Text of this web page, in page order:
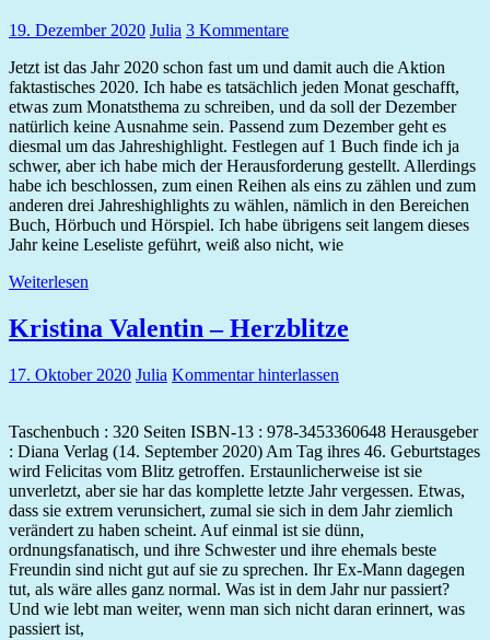
19. Dezember 2020 Julia 3 Kommentare
Jetzt ist das Jahr 2020 schon fast um und damit auch die Aktion
faktastisches 2020. Ich habe es tatsächlich jeden Monat geschafft,
etwas zum Monatsthema zu schreiben, und da soll der Dezember
natürlich keine Ausnahme sein. Passend zum Dezember geht es
diesmal um das Jahreshighlight. Festlegen auf 1 Buch finde ich ja
schwer, aber ich habe mich der Herausforderung gestellt. Allerdings
habe ich beschlossen, zum einen Reihen als eins zu zählen und zum
anderen drei Jahreshighlights zu wählen, nämlich in den Bereichen
Buch, Hörbuch und Hörspiel. Ich habe übrigens seit langem dieses
Jahr keine Leseliste geführt, weiß also nicht, wie
Weiterlesen
Kristina Valentin – Herzblitze
17. Oktober 2020 Julia Kommentar hinterlassen
Taschenbuch : 320 Seiten ISBN-13 : 978-3453360648 Herausgeber
: Diana Verlag (14. September 2020) Am Tag ihres 46. Geburtstages
wird Felicitas vom Blitz getroffen. Erstaunlicherweise ist sie
unverletzt, aber sie har das komplette letzte Jahr vergessen. Etwas,
dass sie extrem verunsichert, zumal sie sich in dem Jahr ziemlich
verändert zu haben scheint. Auf einmal ist sie dünn,
ordnungsfanatisch, und ihre Schwester und ihre ehemals beste
Freundin sind nicht gut auf sie zu sprechen. Ihr Ex-Mann dagegen
tut, als wäre alles ganz normal. Was ist in dem Jahr nur passiert?
Und wie lebt man weiter, wenn man sich nicht daran erinnert, was
passiert ist,